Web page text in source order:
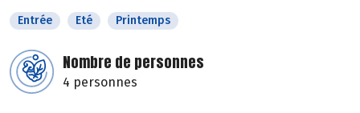
Entrée Eté Printemps
Nombre de personnes
4 personnes